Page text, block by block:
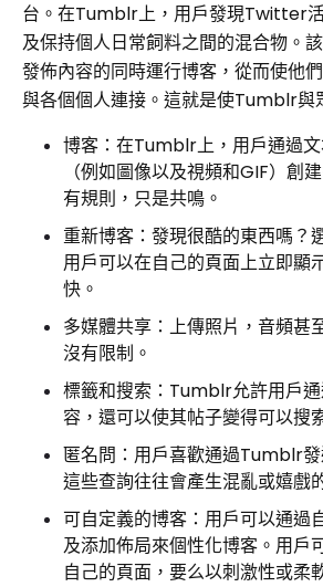
台。在Tumblr上，用戶發現Twitter
及保持個人日常飼料之間的混合物。
發佈內容的同時運行博客，從而使他
與各個個人連接。這就是使Tumblr與
博客：在Tumblr上，用戶通過
（例如圖像以及視頻和GIF）創
有規則，只是共鳴。
重新博客：發現很酷的東西嗎？
用戶可以在自己的頁面上立即顯
快。
多媒體共享：上傳照片，音頻甚
沒有限制。
標籤和搜索：Tumblr允許用戶
容，還可以使其帖子變得可以搜
匿名問：用戶喜歡通過Tumblr
這些查詢往往會產生混亂或嬉戲
可自定義的博客：用戶可以通過
及添加佈局來個性化博客。用戶
自己的頁面，要么以刺激性或柔